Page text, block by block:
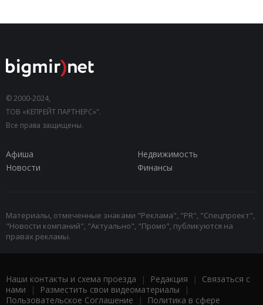
© 2000-2024,
ТОВ «КЕПРЕЙТ ПАРТНЕРС»".
Все права защищены.
Афиша
Недвижимость
Новости
Финансы
Материалы, отмеченные знаками "Реклама", "PR", "Спецпроект",
"Новости компаний", "Актуально", "Промо", публикуются на
правах рекламы.
Наши контакты и схема проезда | Редакция | Связаться с
нами | Разместить свои видеоматериалы |
Пользовательское Соглашение |
Политика в сфере